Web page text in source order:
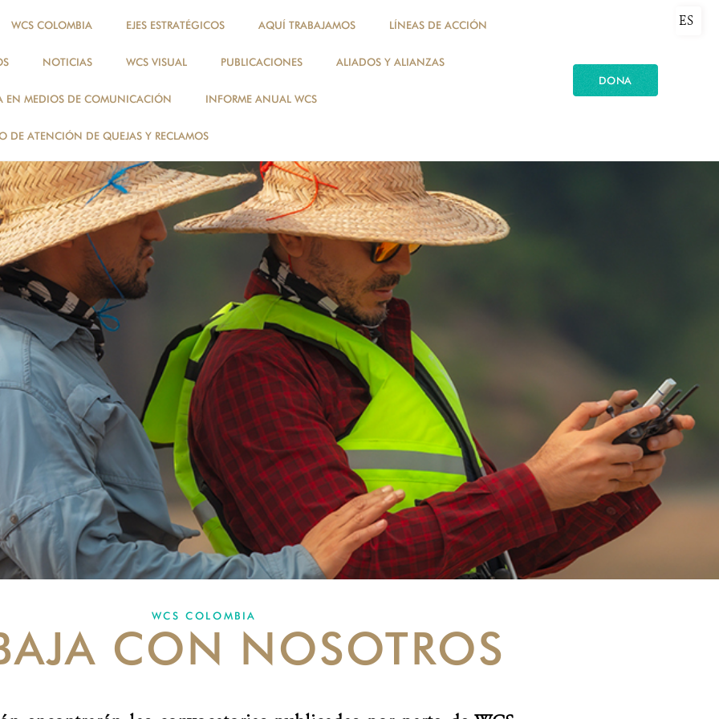
WCS COLOMBIA EJES ESTRATÉGICOS AQUÍ TRABAJAMOS LÍNEAS DE ACCIÓN
NOTICIAS WCS VISUAL PUBLICACIONES ALIADOS Y ALIANZAS
EN MEDIOS DE COMUNICACIÓN INFORME ANUAL WCS
DE ATENCIÓN DE QUEJAS Y RECLAMOS
DONA
ES
WCS COLOMBIA
CON NOSOTROS